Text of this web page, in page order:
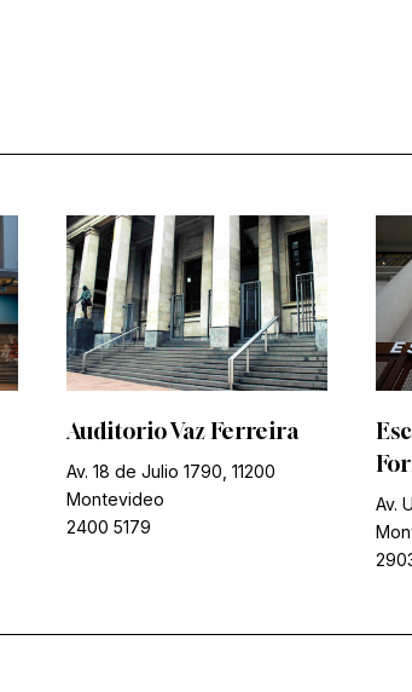
Auditorio Vaz Ferreira
Av. 18 de Julio 1790, 11200
Montevideo
2400 5179
Av.